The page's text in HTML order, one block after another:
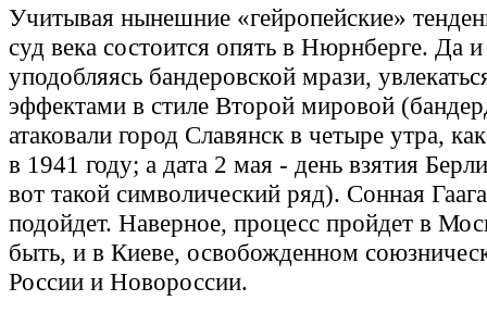
Учитывая нынешние «гейропейские»
суд века состоится опять в Нюрнберге. Да и
уподобляясь бандеровской мрази,
эффектами в стиле Второй мировой
атаковали город Славянск в четыре утра,
в 1941 году; а дата 2 мая - день взятия
вот такой символический ряд). Сонная
подойдет. Наверное, процесс пройдет в
быть, и в Киеве, освобожденном
России и Новороссии.